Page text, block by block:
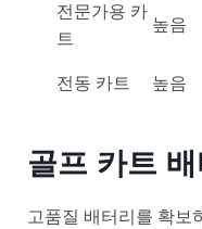
전문가용 카
트
높음
전동 카트 높음
골프 카트
고품질 배터리를 확보